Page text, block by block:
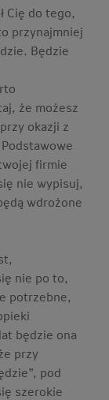
Cię do tego,
przynajmniej
Będzie
że możesz
okazji z
firmie
nie wypisuj,
wdrożone
nie po to,
potrzebne,
będzie ona
przy
pod
szerokie